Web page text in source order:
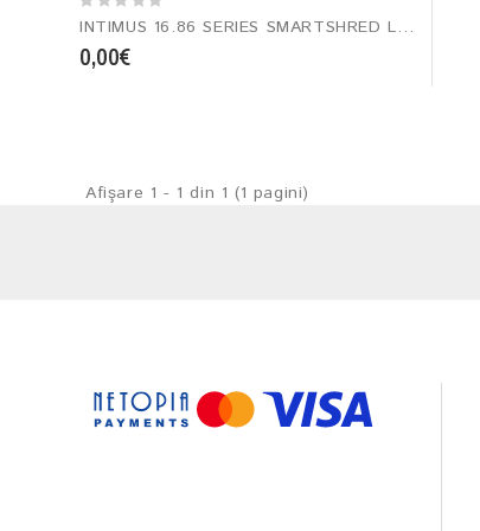
INTIMUS 16.86 SERIES SMARTSHRED LARGE INDUSTRIAL SHREDDERS
0,00€
Afişare 1 - 1 din 1 (1 pagini)